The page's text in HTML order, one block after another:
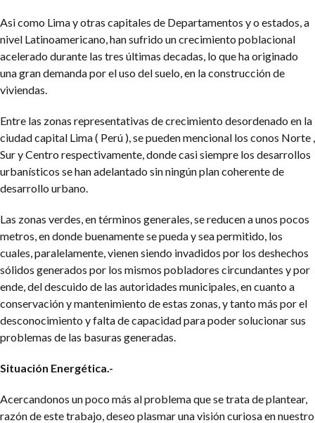
Asi como Lima y otras capitales de Departamentos y o estados, a
nivel Latinoamericano, han sufrido un crecimiento poblacional
acelerado durante las tres últimas decadas, lo que ha originado
una gran demanda por el uso del suelo, en la construcción de
viviendas.
Entre las zonas representativas de crecimiento desordenado en la
ciudad capital Lima ( Perú ), se pueden mencional los conos Norte ,
Sur y Centro respectivamente, donde casi siempre los desarrollos
urbanísticos se han adelantado sin ningún plan coherente de
desarrollo urbano.
Las zonas verdes, en términos generales, se reducen a unos pocos
metros, en donde buenamente se pueda y sea permitido, los
cuales, paralelamente, vienen siendo invadidos por los deshechos
sólidos generados por los mismos pobladores circundantes y por
ende, del descuido de las autoridades municipales, en cuanto a
conservación y mantenimiento de estas zonas, y tanto más por el
desconocimiento y falta de capacidad para poder solucionar sus
problemas de las basuras generadas.
Situación Energética.-
Acercandonos un poco más al problema que se trata de plantear,
razón de este trabajo, deseo plasmar una visión curiosa en nuestro